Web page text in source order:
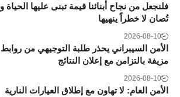
فلنجعل من نجاح أبنائنا قيمة تبنى عليها الحياة و
تُصان لا خطراً ينهيها
2026-08-10
الأمن السيبراني يحذر طلبة التوجيهي من روابط
مزيفة بالتزامن مع إعلان النتائج
2026-08-10
الأمن العام: لا تهاون مع إطلاق العيارات النارية